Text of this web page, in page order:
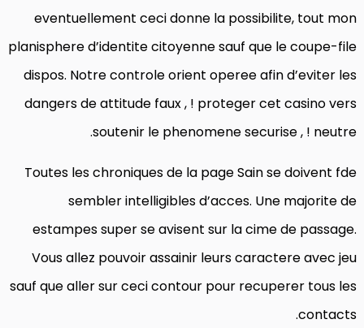
eventuellement ceci donne la possibilite, tout mon
planisphere d’identite citoyenne sauf que le coupe-file
dispos. Notre controle orient operee afin d’eviter les
dangers de attitude faux , ! proteger cet casino vers
soutenir le phenomene securise , ! neutre.
Toutes les chroniques de la page Sain se doivent fde
sembler intelligibles d’acces. Une majorite de
estampes super se avisent sur la cime de passage.
Vous allez pouvoir assainir leurs caractere avec jeu
sauf que aller sur ceci contour pour recuperer tous les
contacts.